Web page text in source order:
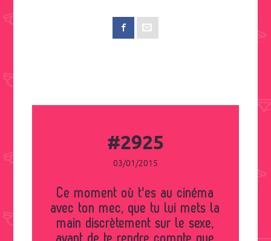
#2925
03/01/2015
Ce moment où t'es au cinéma
avec ton mec, que tu lui mets la
main discrètement sur le sexe,